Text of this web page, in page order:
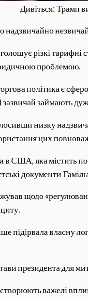
Дивіться: Трамп
надзвичайно
різкі тарифні
проблемою.
політика є
зазвичай займають
низку
цих
в США, яка містить
документи
щодо
підірвала власну
президента для
важелі